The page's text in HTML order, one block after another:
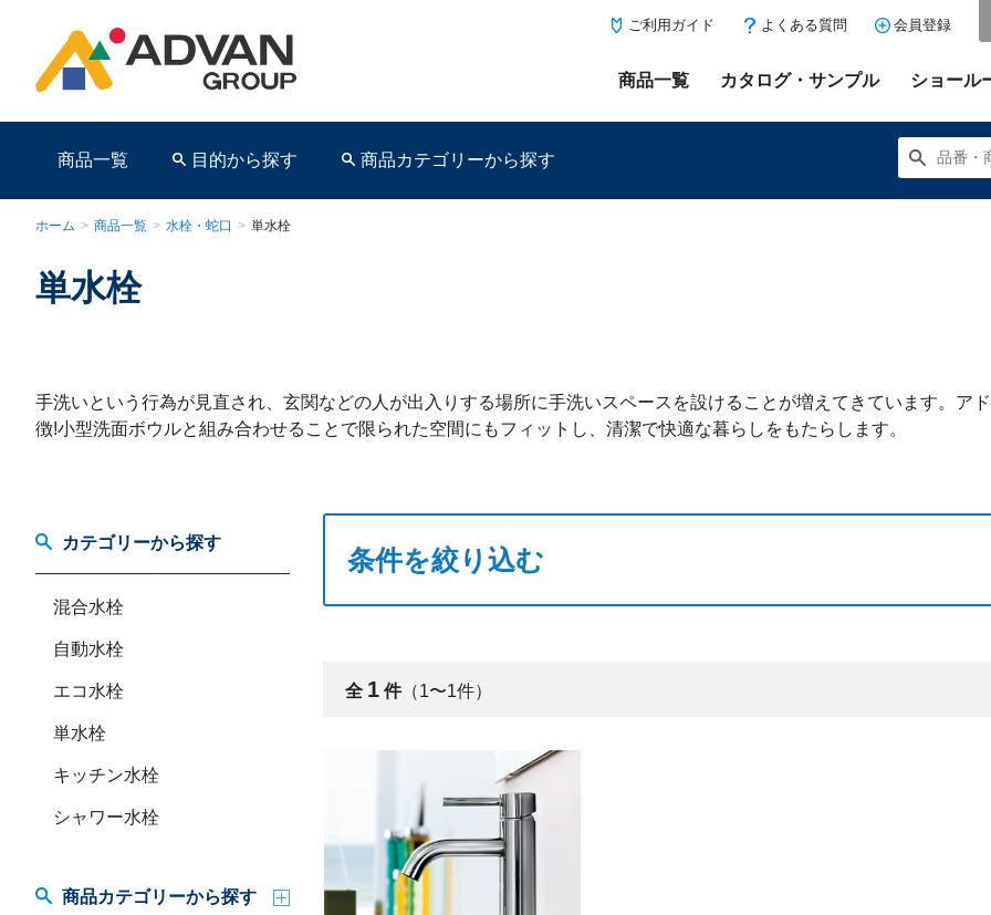
ご利用ガイド よくある質問 会員登録
商品一覧 カタログ・サンプル ショール
商品一覧 目的から探す 商品カテゴリーから探す
ホーム > 商品一覧 > 水栓・蛇口 > 単水栓
単水栓
手洗いという行為が見直され、玄関などの人が出入りする場所に手洗いスペースを設けることが増えてきています。ア
徴!小型洗面ボウルと組み合わせることで限られた空間にもフィットし、清潔で快適な暮らしをもたらします。
カテゴリーから探す
混合水栓
自動水栓
エコ水栓
単水栓
キッチン水栓
シャワー水栓
商品カテゴリーから探す
条件を絞り込む
全 1 件（1〜1件）